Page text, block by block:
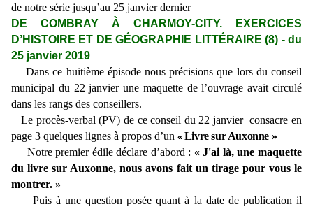
de notre série jusqu’au 25 janvier dernier
DE COMBRAY À CHARMOY-CITY. EXERCICES
D’HISTOIRE ET DE GÉOGRAPHIE LITTÉRAIRE (8) - du
25 janvier 2019
Dans ce huitième épisode nous précisions que lors du conseil
municipal du 22 janvier une maquette de l’ouvrage avait circulé
dans les rangs des conseillers.
Le procès-verbal (PV) de ce conseil du 22 janvier consacre en
page 3 quelques lignes à propos d’un « Livre sur Auxonne »
Notre premier édile déclare d’abord : « J'ai là, une maquette
du livre sur Auxonne, nous avons fait un tirage pour vous le
montrer. »
Puis à une question posée quant à la date de publication il